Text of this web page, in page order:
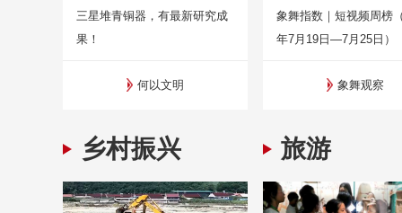
三星堆青铜器，有最新研究成
果！
何以文明
象舞指数｜短视频周榜
年7月19日—7月25日）
象舞观察
乡村振兴 旅游